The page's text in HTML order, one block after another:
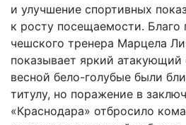
и улучшение спортивных
к росту посещаемости. Благо
чешского тренера Марцела
показывает яркий
весной бело-голубые были
титулу, но поражение в
«Краснодара» отбросило